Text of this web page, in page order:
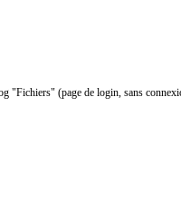
"Fichiers" (page de login, sans